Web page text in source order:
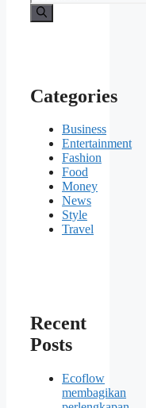
Categories
Business
Entertainment
Fashion
Food
Money
News
Style
Travel
Recent
Posts
Ecoflow
membagikan